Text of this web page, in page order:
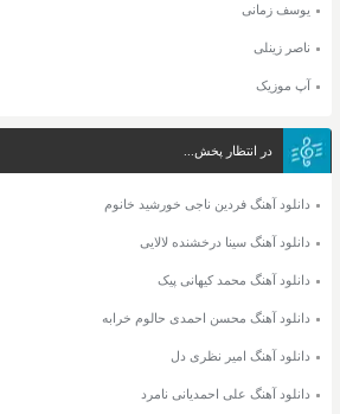
یوسف زمانی
ناصر زینلی
آپ موزیک
در انتظار پخش...
دانلود آهنگ فردین ناجی خورشید خانوم
دانلود آهنگ سینا درخشنده لالایی
دانلود آهنگ محمد کیهانی پیک
دانلود آهنگ محسن احمدی حالوم خرابه
دانلود آهنگ امیر نظری دل
دانلود آهنگ علی احمدیانی نامرد